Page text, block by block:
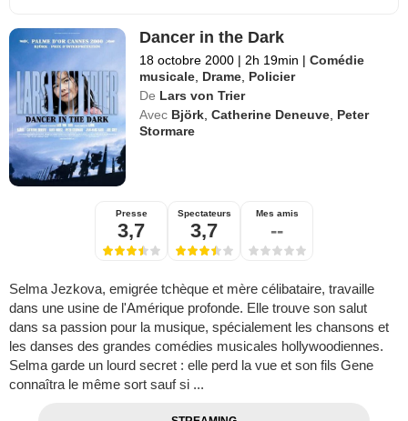
Dancer in the Dark
18 octobre 2000 | 2h 19min | Comédie
musicale Drame Policier
De Lars von Trier
Avec Björk ,Catherine Deneuve Peter
Stormare
Presse
3,7
Spectateurs
3,7
Mes amis
--
Selma Jezkova, emigrée tchèque et mère célibataire, travaille
dans une usine de l'Amérique profonde. Elle trouve son salut
dans sa passion pour la musique, spécialement les chansons et
les danses des grandes comédies musicales hollywoodiennes.
Selma garde un lourd secret : elle perd la vue et son fils Gene
connaîtra le même sort sauf si ...